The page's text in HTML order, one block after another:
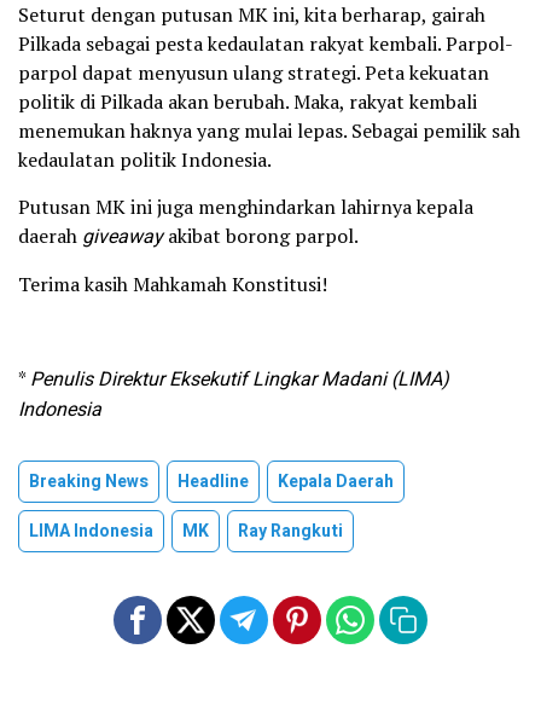
Seturut dengan putusan MK ini, kita berharap, gairah
Pilkada sebagai pesta kedaulatan rakyat kembali. Parpol-
parpol dapat menyusun ulang strategi. Peta kekuatan
politik di Pilkada akan berubah. Maka, rakyat kembali
menemukan haknya yang mulai lepas. Sebagai pemilik sah
kedaulatan politik Indonesia.
Putusan MK ini juga menghindarkan lahirnya kepala
daerah giveawayakibat borong parpol.
Terima kasih Mahkamah Konstitusi!
* Penulis Direktur Eksekutif Lingkar Madani (LIMA)
Indonesia
Breaking News Headline
Kepala Daerah
LIMA Indonesia
MK Ray Rangkuti